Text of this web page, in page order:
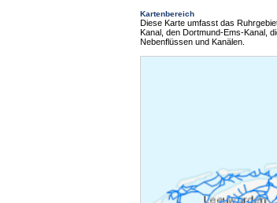
Kartenbereich
Diese Karte umfasst das
Kanal, den Dortmund-Ems-Kanal,
Nebenflüssen und Kanälen.